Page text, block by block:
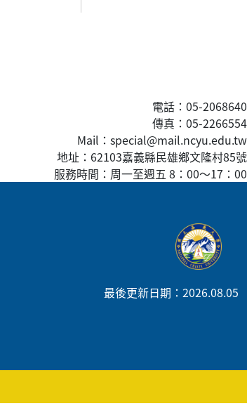
電話：05-2068640
傳真 ：05-2266554
Mail：special@mail.ncyu.edu.tw
地址：62103嘉義縣民雄鄉文隆村85號
服務時間：周一至週五 8：00～17：00
最後更新日期：2026.08.05